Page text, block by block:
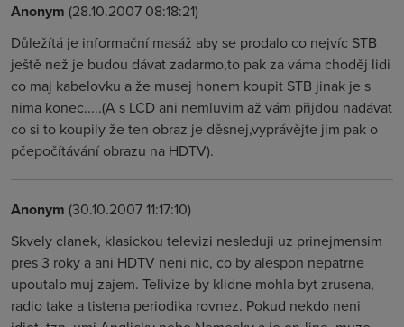
Anonym (28.10.2007 08:18:21)
Důležítá je informační masáž aby se prodalo co nejvíc STB
ještě než je budou dávat zadarmo,to pak za váma choděj lidi
co maj kabelovku a že musej honem koupit STB jinak je s
nima konec.....(A s LCD ani nemluvim až vám přijdou nadávat
co si to koupily že ten obraz je děsnej,vyprávějte jim pak o
pčepočítávání obrazu na HDTV).
Anonym (30.10.2007 11:17:10)
Skvely clanek, klasickou televizi nesleduji uz prinejmensim
pres 3 roky a ani HDTV neni nic, co by alespon nepatrne
upoutalo muj zajem. Telivize by klidne mohla byt zrusena,
radio take a tistena periodika rovnez. Pokud nekdo neni